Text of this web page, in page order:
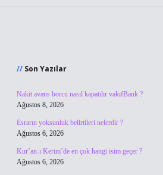
Son Yazılar
Nakit avans borcu nasıl kapatılır vakıfBank ?
Ağustos 8, 2026
Esrarın yoksunluk belirtileri nelerdir ?
Ağustos 6, 2026
Kur’an-ı Kerim’de en çok hangi isim geçer ?
Ağustos 6, 2026